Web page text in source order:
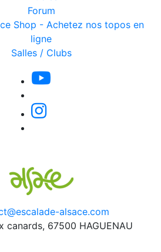
Forum
Shop - Achetez nos topos en
ligne
Salles / Clubs
alsace.com
canards, 67500 HAGUENAU